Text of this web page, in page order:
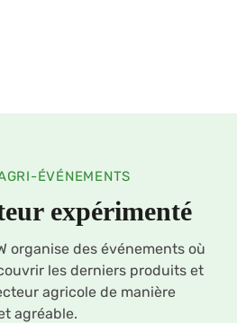
ÉVÉNEMENTS
expérimenté
organise des événements où
les derniers produits et
agricole de manière
agréable.